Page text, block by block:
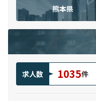
熊本県
求人数 1035件